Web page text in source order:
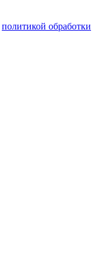
политикой обработки